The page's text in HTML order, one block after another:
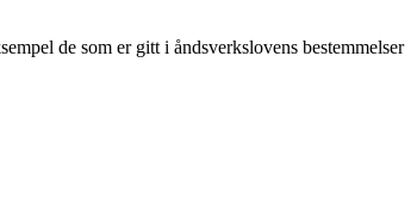
de som er gitt i åndsverkslovens bestemmelser